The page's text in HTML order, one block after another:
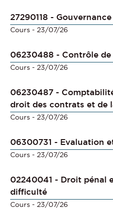
27290118 -
Cours - 23/07/26
06230488 - Contrôle de
Cours - 23/07/26
06230487 -
droit des contrats et de
Cours - 23/07/26
06300731 - Evaluation
Cours - 23/07/26
02240041 - Droit pénal
difficulté
Cours - 23/07/26